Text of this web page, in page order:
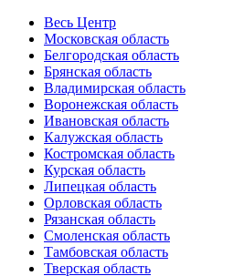
Весь Центр
Московская область
Белгородская область
Брянская область
Владимирская область
Воронежская область
Ивановская область
Калужская область
Костромская область
Курская область
Липецкая область
Орловская область
Рязанская область
Смоленская область
Тамбовская область
Тверская область